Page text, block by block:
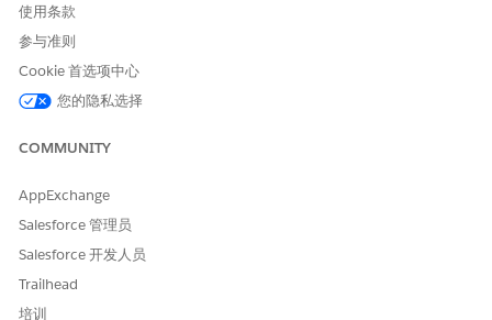
请与我们共享您的想法，以便我们进行改进！
使用条款
参与准则
Cookie 首选项中心
您的隐私选择
COMMUNITY
AppExchange
Salesforce 管理员
Salesforce 开发人员
Trailhead
培训